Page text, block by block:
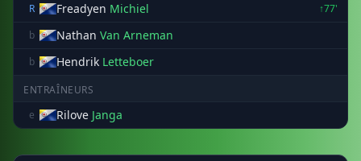
R
Freadyen Michiel
↑77'
b
Nathan Van Arneman
b Hendrik Letteboer
ENTRAÎNEURS
e
Rilove Janga